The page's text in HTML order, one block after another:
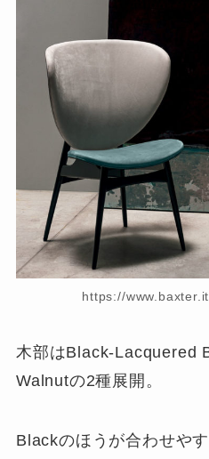
https://
木部はBlack-Lacquered
Walnutの2種展開。
Blackのほうが合わせや